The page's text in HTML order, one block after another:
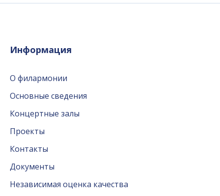
Информация
О филармонии
Основные сведения
Концертные залы
Проекты
Контакты
Документы
Независимая оценка качества